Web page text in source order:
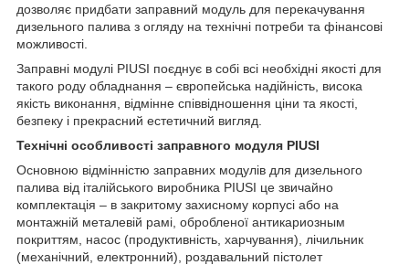
дозволяє придбати заправний модуль для перекачування
дизельного палива з огляду на технічні потреби та фінансові
можливості.
Заправні модулі PIUSI поєднує в собі всі необхідні якості для
такого роду обладнання – європейська надійність, висока
якість виконання, відмінне співвідношення ціни та якості,
безпеку і прекрасний естетичний вигляд.
Технічні особливості заправного модуля PIUSI
Основною відмінністю заправних модулів для дизельного
палива від італійського виробника PIUSI це звичайно
комплектація – в закритому захисному корпусі або на
монтажній металевій рамі, обробленої антикариозным
покриттям, насос (продуктивність, харчування), лічильник
(механічний, електронний), роздавальний пістолет